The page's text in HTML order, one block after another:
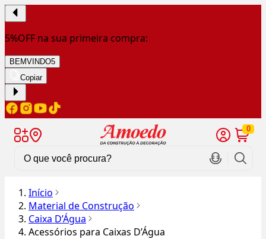
5%OFF na sua primeira compra:
BEMVINDO5
Copiar
0
Início
Material de Construção
Caixa D’Água
Acessórios para Caixas D’Água